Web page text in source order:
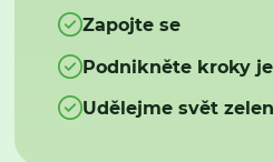
Zapojte se
Podnikněte kroky
Udělejme svět